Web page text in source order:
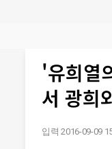
'유희열
서 광희
입력 2016-09-09